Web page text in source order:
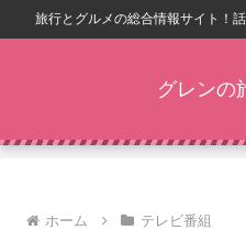
旅行とグルメの総合情報サイト！
グレンの
ホーム テレビ番組